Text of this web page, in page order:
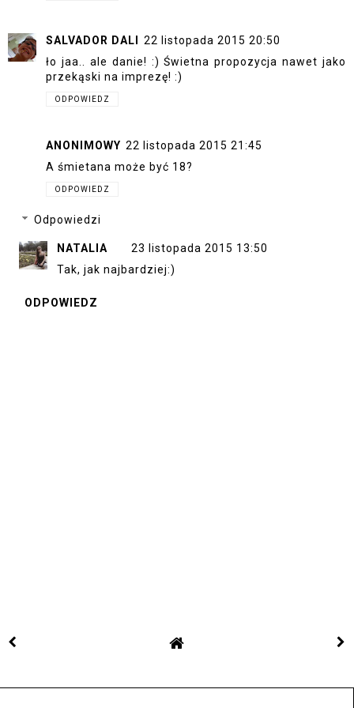
SALVADOR DALI
22 listopada 2015 20:50
ło jaa.. ale danie! :) Świetna propozycja nawet jako
przekąski na imprezę! :)
ODPOWIEDZ
ANONIMOWY 22 listopada 2015 21:45
A śmietana może być 18?
ODPOWIEDZ
Odpowiedzi
NATALIA
23 listopada 2015 13:50
Tak, jak najbardziej:)
ODPOWIEDZ